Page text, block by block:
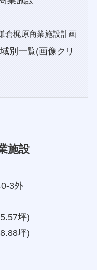
倉梶原商業施設計画
別一覧(画像クリ
施設
3外
坪)
坪)